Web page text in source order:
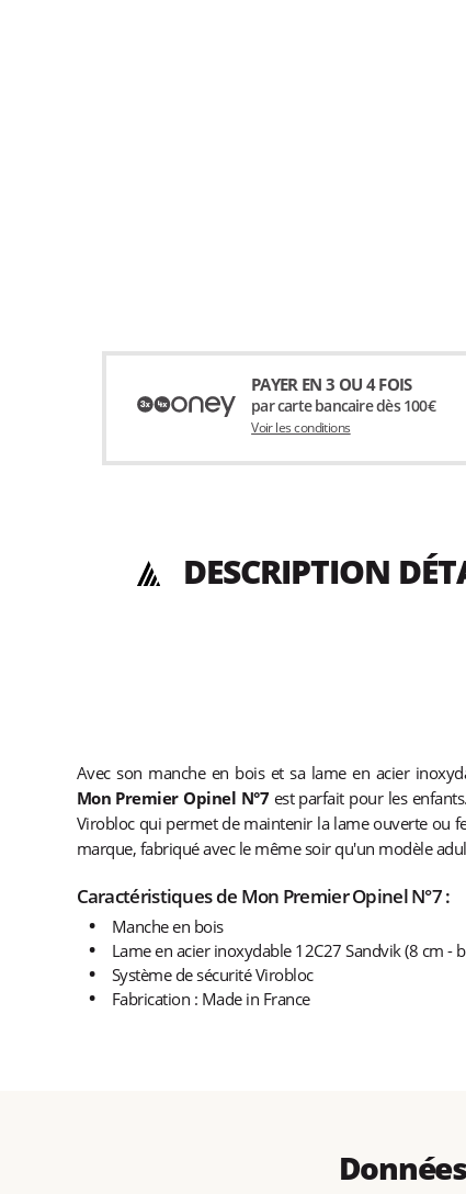
PAYER EN 3 OU 4 FOIS
par carte bancaire dès 100€
Voir les conditions
DESCRIPTION
Avec son manche en bois et sa lame en acier
Mon Premier Opinel N°7 est parfait pour les
Virobloc qui permet de maintenir la lame ouverte ou
marque, fabriqué avec le même soir qu'un modèle
Caractéristiques de Mon Premier Opinel N°7 :
Manche en bois
Lame en acier inoxydable 12C27 Sandvik (8 cm -
Système de sécurité Virobloc
Fabrication : Made in France